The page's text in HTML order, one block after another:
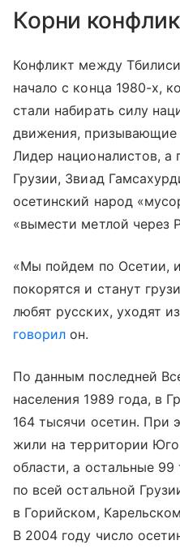
Корни
Конфликт между
начало с конца 1980-х,
стали набирать силу
движения, призывающие
Лидер националистов, а
Грузии, Звиад
осетинский народ
«вымести метлой через
«Мы пойдем по Осетии,
покорятся и станут
любят русских, уходят
говорил он.
По данным последней
населения 1989 года, в
164 тысячи осетин. При
жили на территории
области, а остальные
по всей остальной
в Горийском,
В 2004 году число